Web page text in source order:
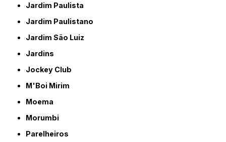
Jardim Paulista
Jardim Paulistano
Jardim São Luiz
Jardins
Jockey Club
M'Boi Mirim
Moema
Morumbi
Parelheiros